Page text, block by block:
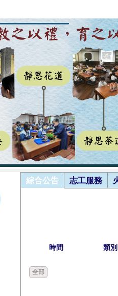
綜合公告 志工服務
時間 類別
全部